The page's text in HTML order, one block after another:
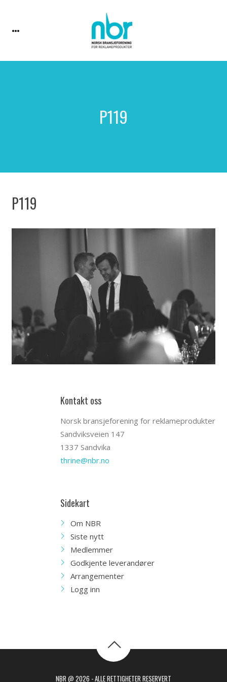
P119
P119
Kontakt oss
Norsk bransjeforening for reklameprodukter
Sandviksveien 147
1337 Sandvika
thrine@nbr.no
Sidekart
Om NBR
Siste nytt
Medlemmer
Godkjente leverandører
Arrangementer
Logg inn
NBR @ 2026 - ALLE RETTIGHETER RESERVERT